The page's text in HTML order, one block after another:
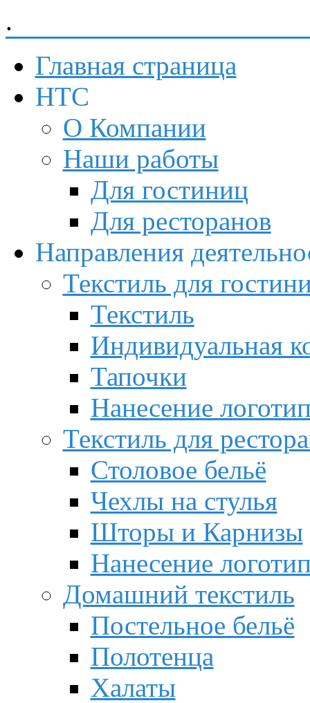
.
Главная страница
НТС
О Компании
Наши работы
Для гостиниц
Для ресторанов
Направления
Текстиль для
Текстиль
Индивидуальная
Тапочки
Нанесение
Текстиль для
Столовое бельё
Чехлы на стулья
Шторы и Карнизы
Нанесение
Домашний текстиль
Постельное бельё
Полотенца
Халаты